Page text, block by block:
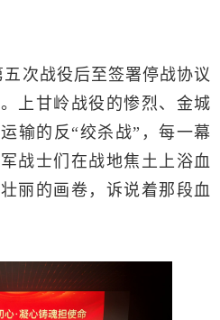
次战役后至签署停战协议
上甘岭战役的惨烈、金城
输的反“绞杀战”，每一幕
战士们在战地焦土上浴血
丽的画卷，诉说着那段血